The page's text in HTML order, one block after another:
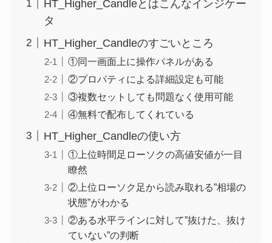
HT_Higher_Candleとはこんなインジケー
タ
HT_Higher_Candleのすごいところ
①同一画面上に操作パネルがある
②プロパティによる詳細設定も可能
③複数セットしても問題なく使用可能
④無料で配布してくれている
HT_Higher_Candleの使い方
①上位時間足ローソクの高値安値が一目
瞭然
②上位ローソク足から読み取れる”相場の
状態”がわかる
②ある水平ラインに対して”抜けた、抜け
ていない”の判断